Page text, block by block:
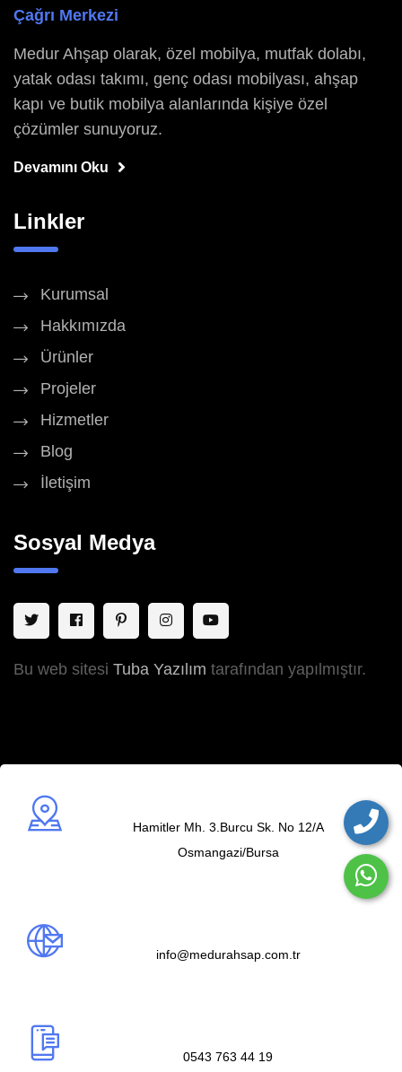
Çağrı Merkezi
Medur Ahşap olarak, özel mobilya, mutfak dolabı,
yatak odası takımı, genç odası mobilyası, ahşap
kapı ve butik mobilya alanlarında kişiye özel
çözümler sunuyoruz.
Devamını Oku
Linkler
Kurumsal
Hakkımızda
Ürünler
Projeler
Hizmetler
Blog
İletişim
Sosyal Medya
Bu web sitesi Tuba Yazılım tarafından yapılmıştır.
Hamitler Mh. 3.Burcu Sk. No 12/A
Osmangazi/Bursa
info@medurahsap.com.tr
0543 763 44 19